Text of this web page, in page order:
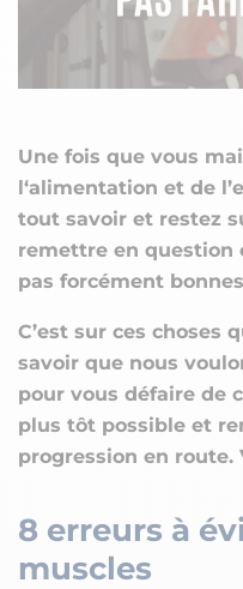
Une fois que vous
l‘alimentation et de
tout savoir et restez
remettre en question
pas forcément
C’est sur ces choses
savoir que nous
pour vous défaire de
plus tôt possible et
progression en route.
8 erreurs à
muscles